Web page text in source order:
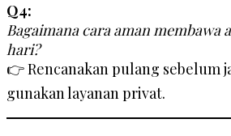
Q4:
Bagaimana cara aman membawa
hari?
👉 Rencanakan pulang sebelum
gunakan layanan privat.